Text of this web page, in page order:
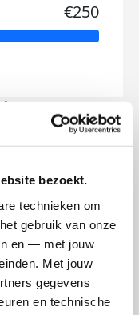
bezoekt.
technieken om
gebruik van onze
en — met jouw
Met jouw
gegevens
en technische
€250